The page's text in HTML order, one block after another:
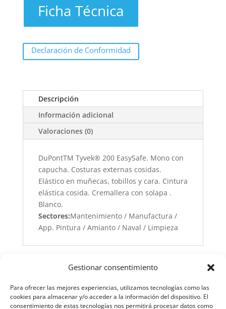
Gestionar consentimiento
Para ofrecer las mejores experiencias, utilizamos tecnologías como las
cookies para almacenar y/o acceder a la información del dispositivo. El
consentimiento de estas tecnologías nos permitirá procesar datos como
Ficha Técnica
Declaración de Conformidad
Descripción
Información adicional
Valoraciones (0)
DuPontTM Tyvek® 200 EasySafe. Mono con
capucha. Costuras externas cosidas.
Elástico en muñecas, tobillos y cara. Cintura
elástica cosida. Cremallera con solapa .
Blanco.
Sectores:Mantenimiento / Manufactura /
App. Pintura / Amianto / Naval / Limpieza